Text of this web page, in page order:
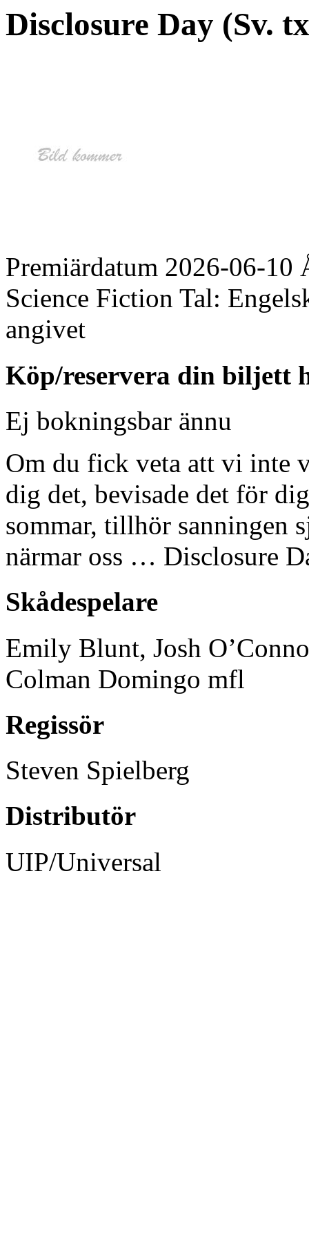
Disclosure Day (Sv.
Premiärdatum 2026-06-10
Science Fiction Tal:
angivet
Köp/reservera din biljett
Ej bokningsbar ännu
Om du fick veta att vi inte
dig det, bevisade det för
sommar, tillhör sanningen
närmar oss … Disclosure
Skådespelare
Emily Blunt, Josh
Colman Domingo mfl
Regissör
Steven Spielberg
Distributör
UIP/Universal